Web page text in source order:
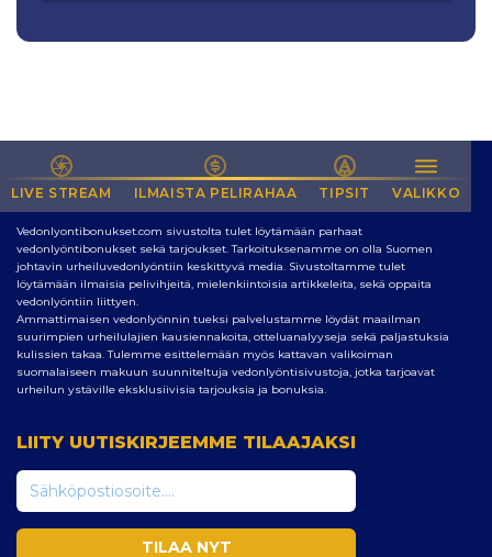
LIVE STREAM ILMAISTA PELIRAHAA TIPSIT VALIKKO
NETIN PARAS SIVUSTO VEDONLYÖNTIIN
Vedonlyontibonukset.com sivustolta tulet löytämään parhaat
vedonlyöntibonukset sekä tarjoukset. Tarkoituksenamme on olla Suomen
johtavin urheiluvedonlyöntiin keskittyvä media. Sivustoltamme tulet
löytämään ilmaisia pelivihjeitä, mielenkiintoisia artikkeleita, sekä oppaita
vedonlyöntiin liittyen.
Ammattimaisen vedonlyönnin tueksi palvelustamme löydät maailman
suurimpien urheilulajien kausiennakoita, otteluanalyyseja sekä paljastuksia
kulissien takaa. Tulemme esittelemään myös kattavan valikoiman
suomalaiseen makuun suunniteltuja vedonlyöntisivustoja, jotka tarjoavat
urheilun ystäville eksklusiivisia tarjouksia ja bonuksia.
LIITY UUTISKIRJEEMME TILAAJAKSI